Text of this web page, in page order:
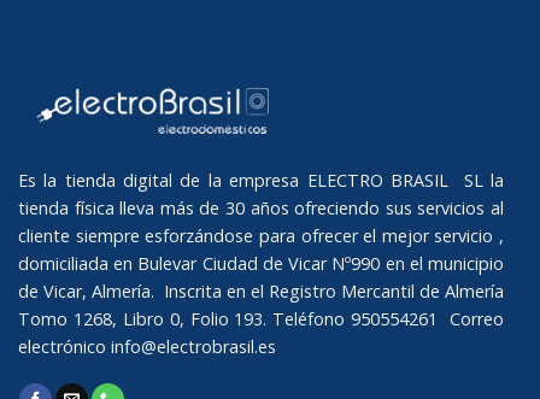
Es la tienda digital de la empresa ELECTRO BRASIL SL la
tienda física lleva más de 30 años ofreciendo sus servicios al
cliente siempre esforzándose para ofrecer el mejor servicio ,
domiciliada en Bulevar Ciudad de Vicar Nº990 en el municipio
de Vicar, Almería. Inscrita en el Registro Mercantil de Almería
Tomo 1268, Libro 0, Folio 193. Teléfono 950554261 Correo
electrónico info@electrobrasil.es